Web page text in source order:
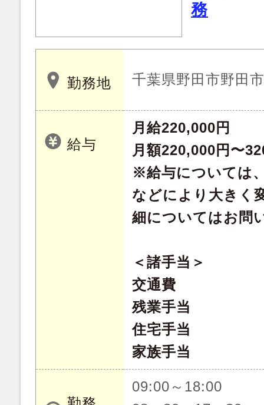
務
勤務地 千葉県野田市野田市
給与
月給220,000円
月額220,000円〜
※給与については
などにより大きく
細についてはお問
＜諸手当＞
交通費
残業手当
住宅手当
家族手当
09:00～18:00